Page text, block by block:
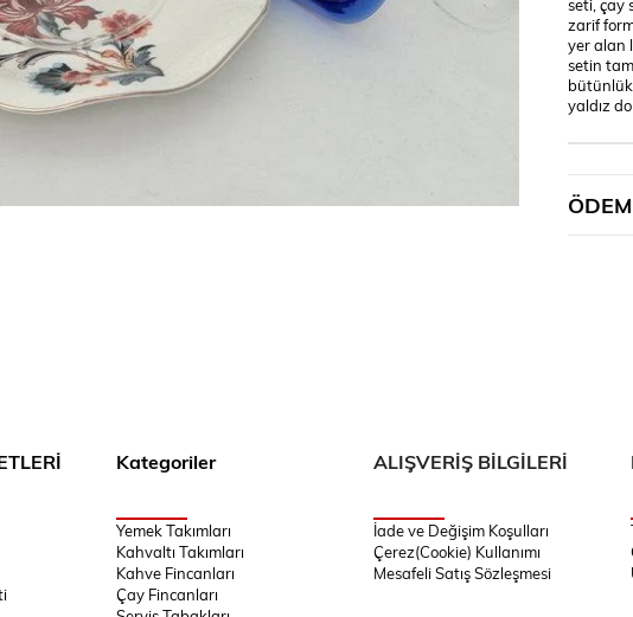
zarif
yer alan
setin
bütünlük
yaldız
Kategoriler
Yemek Takımları
Kahvaltı Takımları
Kahve Fincanları
Çay Fincanları
ALIŞVERİŞ BİLGİLERİ
İade ve Değişim Koşulları
Çerez(Cookie) Kullanımı
Mesafeli Satış Sözleşmesi